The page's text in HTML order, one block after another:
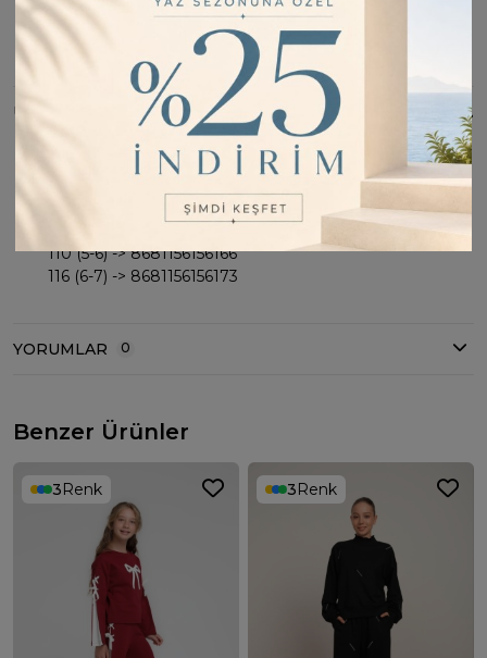
İade Bilgisi:
Değişim Kabul Edilir
Bu Ürünü Paylaş
ÜRÜN BILGISI
Beden Tablosu:
98 (3-4) -> 8681156156142
110 (5-6) -> 8681156156166
116 (6-7) -> 8681156156173
YORUMLAR 0
Benzer Ürünler
3Renk 3Renk